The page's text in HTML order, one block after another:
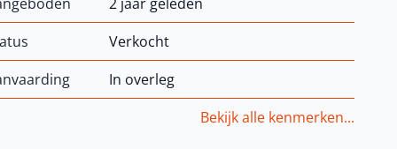
Verkocht
In overleg
Bekijk alle kenmerken...